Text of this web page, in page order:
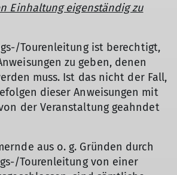
Einhaltung eigenständig zu
Tourenleitung ist berechtigt,
zu geben, denen
muss. Ist das nicht der Fall,
dieser Anweisungen mit
der Veranstaltung geahndet
aus o. g. Gründen durch
Tourenleitung von einer